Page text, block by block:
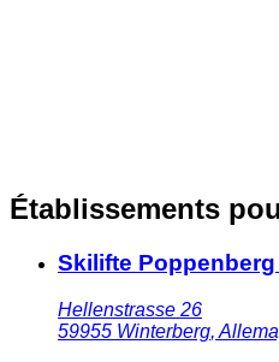
Établissements
Skilifte Poppenberg
Hellenstrasse 26
59955 Winterberg,